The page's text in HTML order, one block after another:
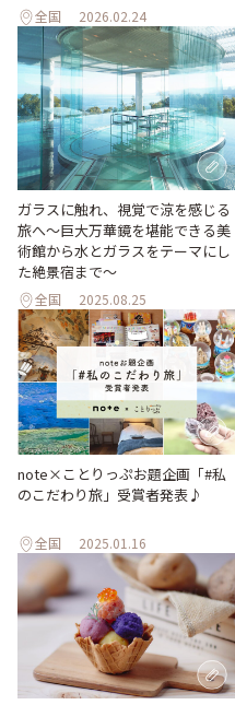
全国 2026.02.24
ガラスに触れ、視覚で涼を感じる
旅へ～巨大万華鏡を堪能できる美
術館から水とガラスをテーマにし
た絶景宿まで～
全国 2025.08.25
note×ことりっぷお題企画「#私
のこだわり旅」受賞者発表♪
全国 2025.01.16